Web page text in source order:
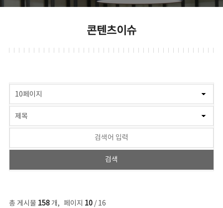
콘텐츠이슈
총 게시물 158개, 페이지 10/ 16